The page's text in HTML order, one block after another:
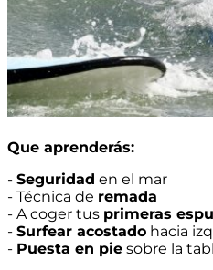
Que aprenderás:
- Seguridad en el mar
- Técnica de remada
- A coger tus primeras
- Surfear acostado hacia
- Puesta en pie sobre la